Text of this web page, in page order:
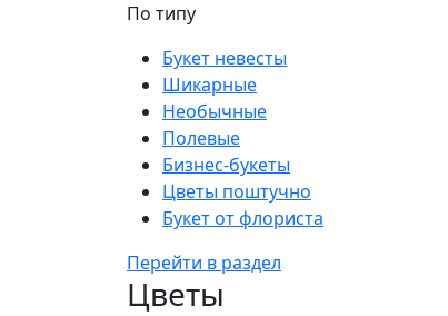
По типу
Букет невесты
Шикарные
Необычные
Полевые
Бизнес-букеты
Цветы поштучно
Букет от флориста
Перейти в раздел
Цветы